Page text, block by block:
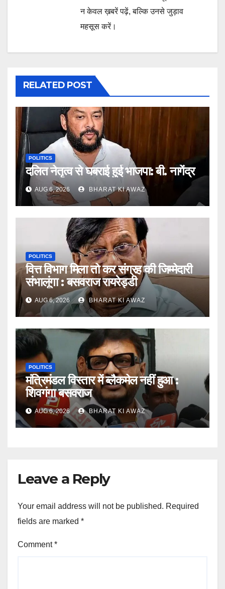
न केवल ख़बरें पढ़ें, बल्कि उनसे जुड़ाव
महसूस करें।
RELATED POST
POLITICS
दलित नेतृत्व से घबराई हुई भाजपा: बी. नागेंद्र
AUG 6, 2026 BHARAT KI AWAZ
POLITICS
वित्त विभाग मिला तो कर संग्रह की जिम्मेदारी
संभालूंगा : बसवराज रायरेड्डी
AUG 6, 2026 BHARAT KI AWAZ
POLITICS
मंत्रिमंडल विस्तार में ब्लैकमेल नहीं हुआ :
शिवगंगा बसवराज
AUG 6, 2026 BHARAT KI AWAZ
Leave a Reply
Your email address will not be published. Required
fields are marked *
Comment*